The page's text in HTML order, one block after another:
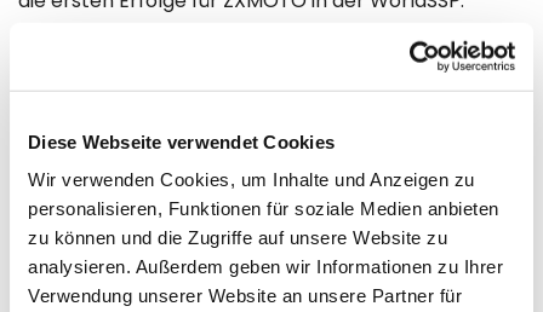
Diese Webseite verwendet Cookies
Wir verwenden Cookies, um Inhalte und Anzeigen zu
personalisieren, Funktionen für soziale Medien anbieten
zu können und die Zugriffe auf unsere Website zu
analysieren. Außerdem geben wir Informationen zu Ihrer
Verwendung unserer Website an unsere Partner für
Im ersten Rennen überquerte Debise die Ziellinie
3,685 Sekunden vor der Zweitplatzierten und setzte
damit sofort ein Ausrufezeichen für das
kontrollierte Debise beide Läufe mit Tempo, Präzision
und Konstanz, behielt die Nerven und behielt die
Oberhand, als es wirklich darauf ankam.
Ein Ergebnis, das von Teamarbeit, Entwicklung und